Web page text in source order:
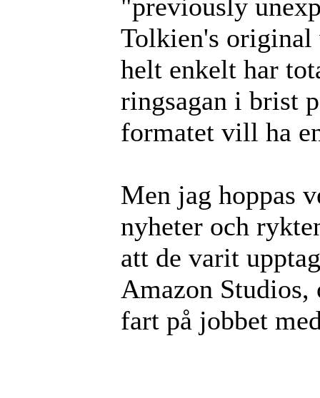
"previously
Tolkien's original
helt enkelt har
ringsagan i brist
formatet vill ha
Men jag hoppas
nyheter och
att de varit
Amazon
fart på jobbet